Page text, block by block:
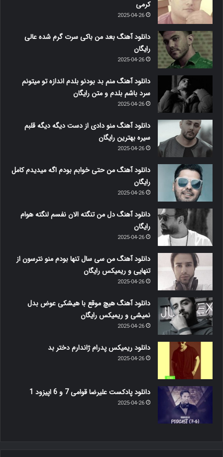
کرمی
2025-04-26
دانلود آهنگ بعد من باکی سرت گرم شده عالی
رایگان
2025-04-26
دانلود آهنگ منم بد بودنو بلدم اندازه تو میتونم
سرد باشم بلدم و متن رایگان
2025-04-26
دانلود آهنگ منو دادی از دست دیگه دیگه قلبم
سیره بهترین رایگان
2025-04-26
دانلود آهنگ من حتی خوابم بودم اگه میدیدم کامل
رایگان
2025-04-26
دانلود آهنگ دل من تنگته الان نفسم لنگته هوام
رایگان
2025-04-26
دانلود آهنگ من سی سال تنها بودم منو نترسون از
تنهایی و ریمیکس رایگان
2025-04-26
دانلود آهنگ هیچ موقع با هیشکی عوض بدل
نمیشی و ریمیکس رایگان
2025-04-26
دانلود ریمیکس پدرام ژاندارم دختر بد
2025-04-26
دانلود پادکست علیرضا قوامی 7 و 6 اپیزود 1
2025-04-26